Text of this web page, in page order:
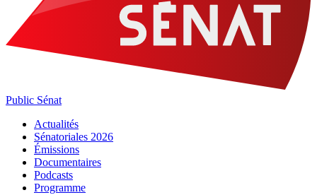
Public Sénat
Actualités
Sénatoriales 2026
Émissions
Documentaires
Podcasts
Programme